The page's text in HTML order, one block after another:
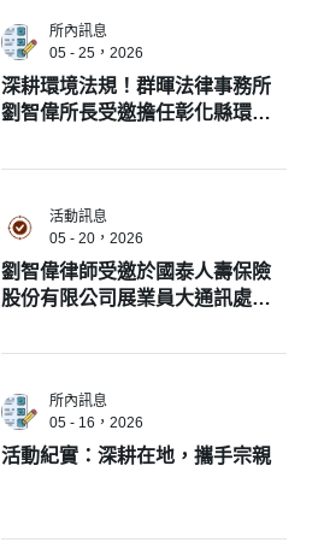
所內訊息
05 - 25，2026
深耕環境法規！群暉法律事務所
劉智偉所長受邀擔任彰化縣環保
活動訊息
05 - 20，2026
劉智偉律師受邀於國泰人壽保險
股份有限公司展業員大通訊處分
所內訊息
05 - 16，2026
活動紀實：深耕在地，攜手宗親